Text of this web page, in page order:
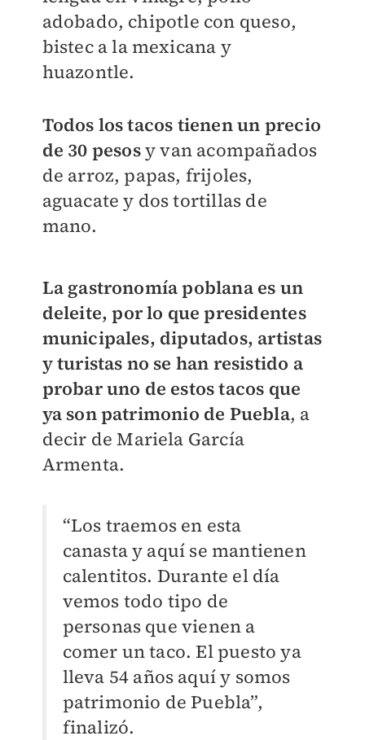
adobado, chipotle con queso,
bistec a la mexicana y
huazontle.
Todos los tacos tienen un precio
de 30 pesosy van acompañados
de arroz, papas, frijoles,
aguacate y dos tortillas de
mano.
La gastronomía poblana es un
deleite, por lo que presidentes
municipales, diputados, artistas
y turistas no se han resistido a
probar uno de estos tacos que
ya son patrimonio de Puebla, a
decir de Mariela García
Armenta.
“Los traemos en esta
canasta y aquí se mantienen
calentitos. Durante el día
vemos todo tipo de
personas que vienen a
comer un taco. El puesto ya
lleva 54 años aquí y somos
patrimonio de Puebla”,
finalizó.